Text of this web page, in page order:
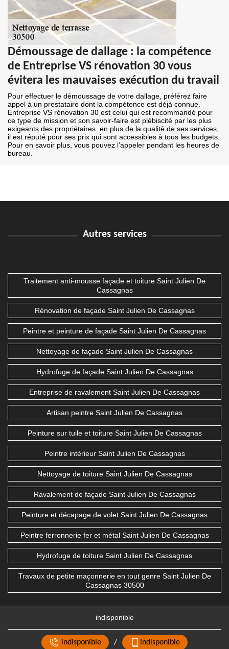
Démoussage de dallage : la compétence
de Entreprise VS rénovation 30 vous
évitera les mauvaises exécution du travail
Pour effectuer le démoussage de votre dallage, préférez faire
appel à un prestataire dont la compétence est déjà connue.
Entreprise VS rénovation 30 est celui qui est recommandé pour
ce type de mission et son savoir-faire est plébiscité par les plus
exigeants des propriétaires. en plus de la qualité de ses services,
il est réputé pour ses prix qui sont accessibles à tous les budgets.
Pour en savoir plus, vous pouvez l’appeler pendant les heures de
bureau.
Autres services
Traitement anti-mousse façade et toiture Saint Julien De
Cassagnas
Rénovation de façade Saint Julien De Cassagnas
Peintre et peinture de façade Saint Julien De Cassagnas
Nettoyage de façade Saint Julien De Cassagnas
Hydrofuge de façade Saint Julien De Cassagnas
Entreprise de ravalement Saint Julien De Cassagnas
Artisan peintre Saint Julien De Cassagnas
Peinture sur tuile et toiture Saint Julien De Cassagnas
Peintre intérieur Saint Julien De Cassagnas
Nettoyage de toiture Saint Julien De Cassagnas
Ravalement de façade Saint Julien De Cassagnas
Peinture et décapage de volet Saint Julien De Cassagnas
Peintre ferronnerie fer et métal Saint Julien De Cassagnas
Hydrofuge de toiture Saint Julien De Cassagnas
Travaux de petite maçonnerie en tout genre Saint Julien De
Cassagnas 30500
indisponible
indisponible / indisponible